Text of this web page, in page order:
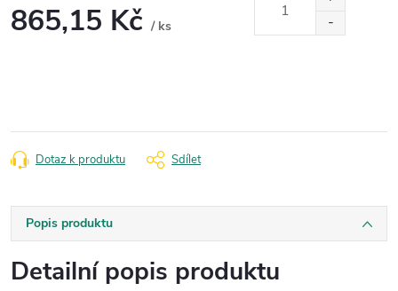
865,15 Kč / ks
Dotaz k produktu Sdílet
Popis produktu
Detailní popis produktu